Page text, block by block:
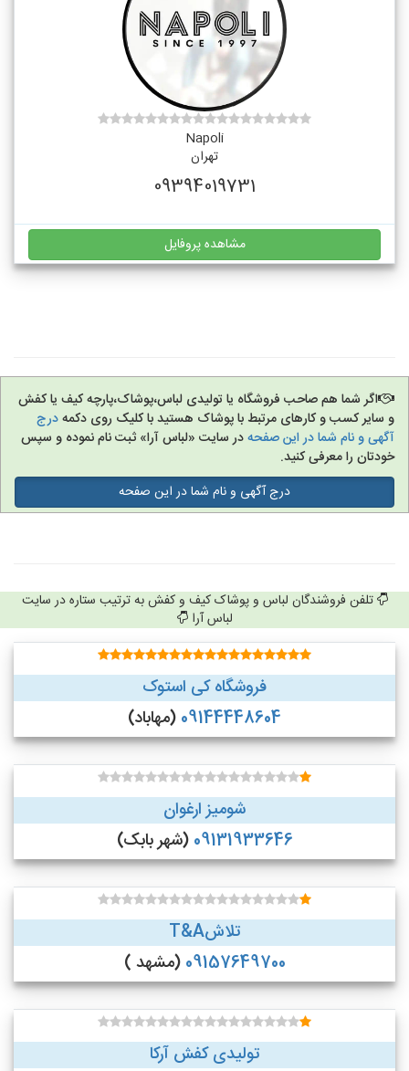
Napoli
تهران
09394019731
مشاهده پروفایل
اگر شما هم صاحب فروشگاه یا تولیدی لباس،پوشاک،پارچه کیف یا کفش
و سایر کسب و کارهای مرتبط با پوشاک هستید با کلیک روی دکمهدرج
آگهی و نام شما در این صفحهدر سایت «لباس آرا» ثبت نام نموده و سپس
خودتان را معرفی کنید.
درج آگهی و نام شما در این صفحه
تلفن فروشندگان لباس و پوشاک کیف و کفش به ترتیب ستاره در سایت
لباس آرا
فروشگاه کی استوک
09144448604 (مهاباد)
شومیز ارغوان
09131933646 (شهر بابک)
تلاشT&A
09157649700 (مشهد )
تولیدی کفش آرکا